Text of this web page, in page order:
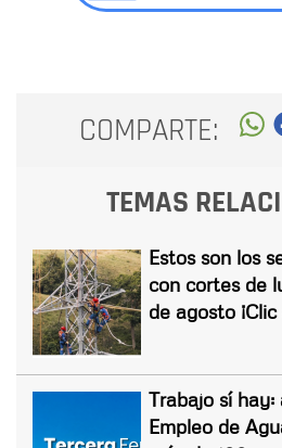
COMPARTE:
TEMAS
Estos son los
con cortes de
de agosto
Trabajo sí hay:
Empleo de